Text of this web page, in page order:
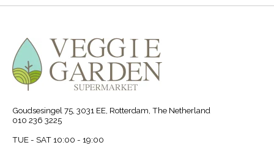
Goudsesingel 75, 3031 EE, Rotterdam, The Netherland
010 236 3225
TUE - SAT 10:00 - 19:00